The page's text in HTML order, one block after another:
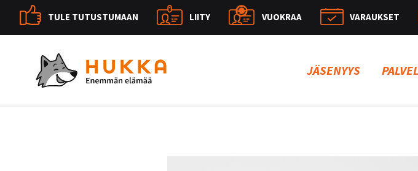
TULE TUTUSTUMAAN LIITY VUOKRAA VARAUKSET
JÄSENYYS